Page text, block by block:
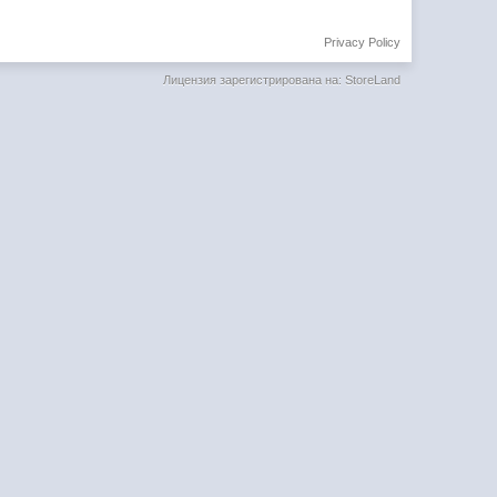
Privacy Policy
Лицензия зарегистрирована на: StoreLand